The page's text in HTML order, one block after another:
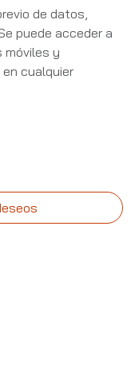
de datos,
puede acceder a
y
cualquier